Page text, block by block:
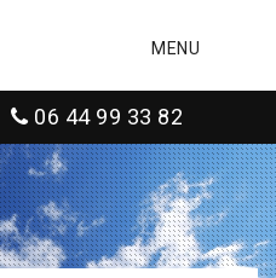
MENU
06 44 99 33 82